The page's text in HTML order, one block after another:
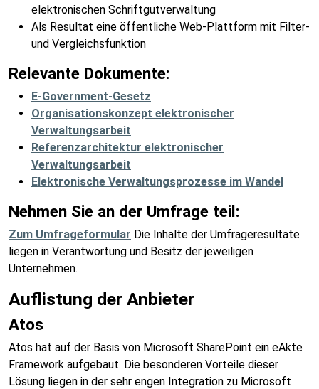
elektronischen Schriftgutverwaltung
Als Resultat eine öffentliche Web-Plattform mit Filter-
und Vergleichsfunktion
Relevante Dokumente:
E-Government-Gesetz
Organisationskonzept elektronischer
Verwaltungsarbeit
Referenzarchitektur elektronischer
Verwaltungsarbeit
Elektronische Verwaltungsprozesse im Wandel
Nehmen Sie an der Umfrage teil:
Zum Umfrageformular Die Inhalte der Umfrageresultate
liegen in Verantwortung und Besitz der jeweiligen
Unternehmen.
Auflistung der Anbieter
Atos
Atos hat auf der Basis von Microsoft SharePoint ein eAkte
Framework aufgebaut. Die besonderen Vorteile dieser
Lösung liegen in der sehr engen Integration zu Microsoft